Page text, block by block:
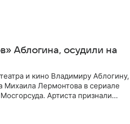
Аблогина, осудили на
и кино Владимиру Аблогину,
Михаила Лермонтова в сериале
Артиста признали